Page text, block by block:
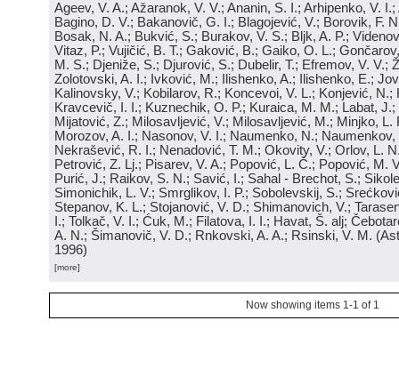
Ageev, V. A.; Ažaranok, V. V.; Ananin, S. I.; Arhipenko, V.
Bagino, D. V.; Bakanovič, G. I.; Blagojević, V.; Borovik, F.
Bosak, N. A.; Bukvić, S.; Burakov, V. S.; Bljk, A. P.;
Vitaz, P.; Vujičić, B. T.; Gaković, B.; Gaiko, O. L.;
M. S.; Djeniže, S.; Djurović, S.; Dubelir, T.; Efremov, V. V.;
Zolotovski, A. I.; Ivković, M.; Ilishenko, A.; Ilishenko, E.;
Kalinovsky, V.; Kobilarov, R.; Koncevoi, V. L.; Konjević, N.;
Kravcevič, I. I.; Kuznechik, O. P.; Kuraica, M. M.; Labat,
Mijatović, Z.; Milosavljević, V.; Milosavljević, M.; Minjko, L.
Morozov, A. I.; Nasonov, V. I.; Naumenko, N.; Naumenkov,
Nekrašević, R. I.; Nenadović, T. M.; Okovity, V.; Orlov, L.
Petrović, Z. Lj.; Pisarev, V. A.; Popović, L. Č.; Popović, M.
Purić, J.; Raikov, S. N.; Savić, I.; Sahal - Brechot, S.;
Simonichik, L. V.; Smrglikov, I. P.; Sobolevskij, S.;
Stepanov, K. L.; Stojanović, V. D.; Shimanovich, V.;
I.; Tolkač, V. I.; Ćuk, M.; Filatova, I. I.; Havat, Š. alj;
A. N.; Šimanovič, V. D.; Rnkovski, A. A.; Rsinski, V. M. (
1996)
[more]
Now showing items 1-1 of 1